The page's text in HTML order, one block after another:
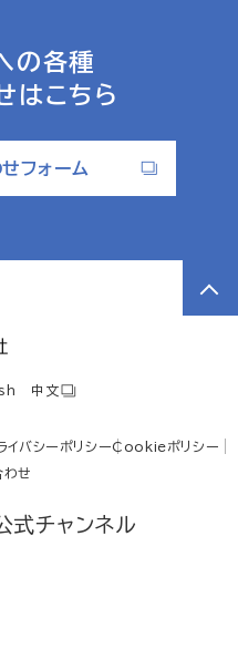
の各種
はこちら
フォーム
中文
イバシーポリシーCookieポリシー
わせ
チャンネル